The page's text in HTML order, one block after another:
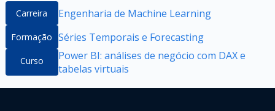
Carreira Engenharia de Machine Learning
Formação Séries Temporais e Forecasting
Curso
Power BI: análises de negócio com DAX e
tabelas virtuais